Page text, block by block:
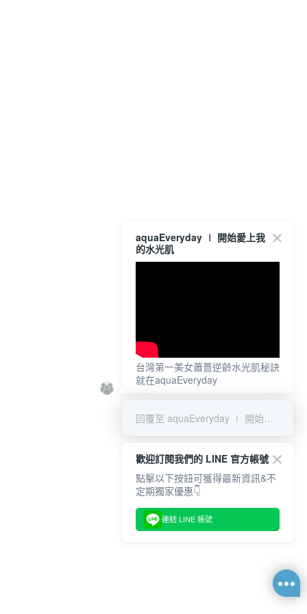
aquaEveryday ∣ 開始愛上我
的水光肌
台灣第一美女蕭薔逆齡水光肌秘訣
就在aquaEveryday
回覆至 aquaEveryday ∣ 開始愛上我的水光肌
歡迎訂閱我們的 LINE 官方帳號
點擊以下按鈕可獲得最新資訊&不
定期獨家優惠👇
連結 LINE 帳號